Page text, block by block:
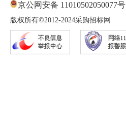
京公网安备 11010502050077号
版权所有©2012-2024采购招标网